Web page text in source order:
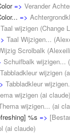
=> Verander
=>
Taal wijzigen (Change
Taal Wijzigen... (
Scrolbalk (
Schuifbalk wijzigen... (
Tabbladkleur wijzigen (
Tabbladkleur
wijzigen (ai claude)
wijzigen... (ai
%s =>
(ai claude)